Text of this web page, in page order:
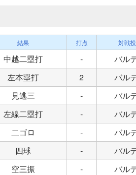
結果 打点 対戦
中越二塁打 -
バル
左本塁打 2
バル
見逃三 -
バル
左線二塁打 -
バル
二ゴロ -
バル
四球 -
バル
空三振 - バル